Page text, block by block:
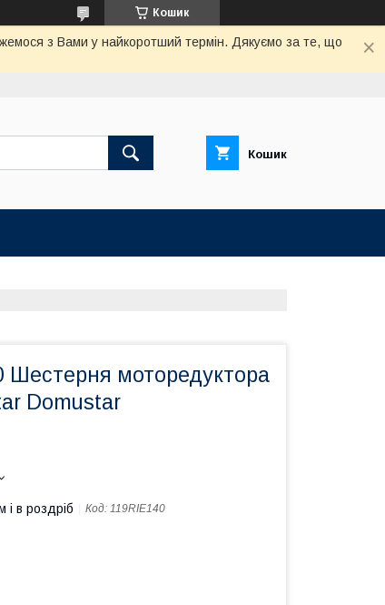
Кошик
з Вами у найкоротший термін. Дякуємо за те, що
Кошик
Шестерня моторедуктора
Domustar
і в роздріб Код: 119RIE140